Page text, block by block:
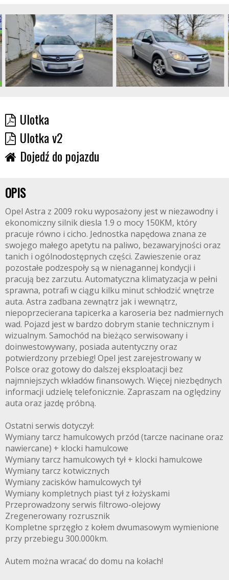
Ulotka
Ulotka v2
Dojedź do pojazdu
OPIS
Opel Astra z 2009 roku wyposażony jest w niezawodny i
ekonomiczny silnik diesla 1.9 o mocy 150KM, który
pracuje równo i cicho. Jednostka napędowa znana ze
swojego małego apetytu na paliwo, bezawaryjności oraz
tanich i ogólnodostępnych części. Zawieszenie oraz
pozostałe podzespoły są w nienagannej kondycji i
pracują bez zarzutu. Automatyczna klimatyzacja w pełni
sprawna, potrafi w ciągu kilku minut schłodzić wnętrze
auta. Astra zadbana zewnątrz jak i wewnątrz,
niepoprzecierana tapicerka a karoseria bez nadmiernych
wad. Pojazd jest w bardzo dobrym stanie technicznym i
wizualnym. Samochód na bieżąco serwisowany i
doinwestowywany, posiada autentyczny oraz
potwierdzony przebieg! Opel jest zarejestrowany w
Polsce oraz gotowy do dalszej eksploatacji bez
najmniejszych wkładów finansowych. Więcej niezbędnych
informacji udzielę telefonicznie. Zapraszam na oględziny
auta oraz jazdę próbną.
Ostatni serwis dotyczył:
Wymiany tarcz hamulcowych przód (tarcze nacinane oraz
nawiercane) + klocki hamulcowe
Wymiany tarcz hamulcowych tył + klocki hamulcowe
Wymiany tarcz kotwicznych
Wymiany zacisków hamulcowych tył
Wymiany kompletnych piast tył z łożyskami
Przeprowadzony serwis filtrowo-olejowy
Zregenerowany rozrusznik
Kompletne sprzęgło z kołem dwumasowym wymienione
przy przebiegu 300.000km.
Autem można wracać do domu na kołach!